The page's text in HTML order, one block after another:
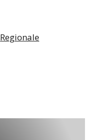
Regionale